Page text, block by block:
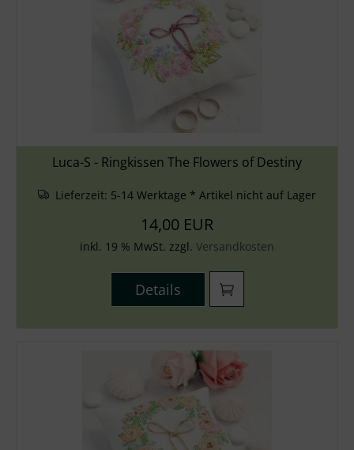
Luca-S - Ringkissen The Flowers of Destiny
Lieferzeit: 5-14 Werktage * Artikel nicht auf Lager
14,00 EUR
inkl. 19 % MwSt. zzgl. Versandkosten
Details